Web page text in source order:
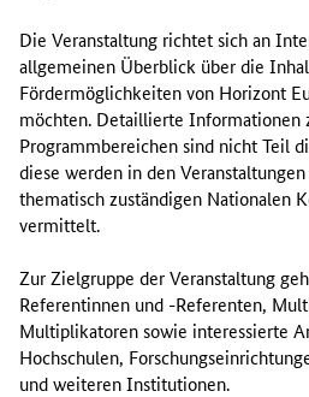
d
e
s
B
M
B
F
i
f
o
r
m
i
Die Veranstaltung richtet sich an
allgemeinen Überblick über die
Fördermöglichkeiten von Horizont
möchten. Detaillierte Informationen
Programmbereichen sind nicht Teil
diese werden in den
thematisch zuständigen Nationalen
vermittelt.
Zur Zielgruppe der Veranstaltung
Referentinnen und -Referenten,
Multiplikatoren sowie interessierte
Hochschulen,
und weiteren Institutionen.